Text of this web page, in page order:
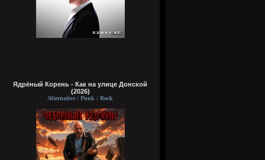
Ядрёный Корень - Как на улице Донской
(2026)
Alternative / Punk / Rock